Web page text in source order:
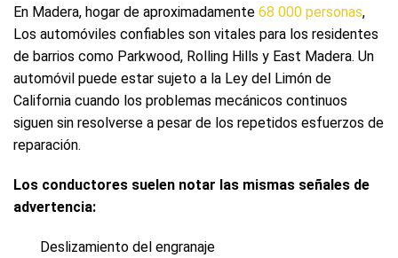
En Madera, hogar de aproximadamente 68 000 personas,
Los automóviles confiables son vitales para los residentes
de barrios como Parkwood, Rolling Hills y East Madera. Un
automóvil puede estar sujeto a la Ley del Limón de
California cuando los problemas mecánicos continuos
siguen sin resolverse a pesar de los repetidos esfuerzos de
reparación.
Los conductores suelen notar las mismas señales de
advertencia:
Deslizamiento del engranaje